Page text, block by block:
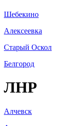
Шебекино
Алексеевка
Старый Оскол
Белгород
ЛНР
Алчевск